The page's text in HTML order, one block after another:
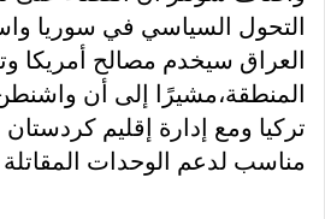
التحول السياسي في سوريا
العراق سيخدم مصالح أمريكا
المنطقة،مشيرًا إلى أن
تركيا ومع إدارة إقليم
مناسب لدعم الوحدات